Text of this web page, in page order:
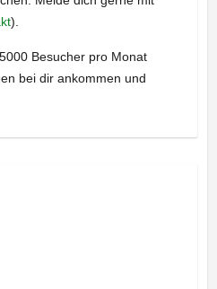
).
Besucher pro Monat
bei dir ankommen und